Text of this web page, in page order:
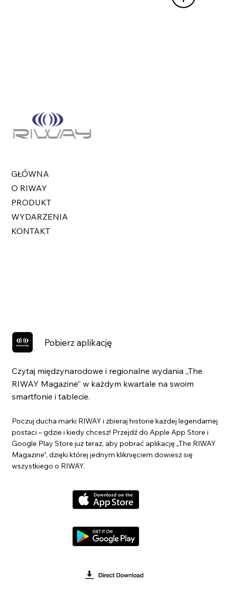
GŁÓWNA
O RIWAY
PRODUKT
WYDARZENIA
KONTAKT
Pobierz aplikację
Czytaj międzynarodowe i regionalne wydania „The
RIWAY Magazine” w każdym kwartale na swoim
smartfonie i tablecie.
Poczuj ducha marki RIWAY i zbieraj historie każdej legendarnej
postaci – gdzie i kiedy chcesz! Przejdź do Apple App Store i
Google Play Store już teraz, aby pobrać aplikację „The RIWAY
Magazine”, dzięki której jednym kliknięciem dowiesz się
wszystkiego o RIWAY.